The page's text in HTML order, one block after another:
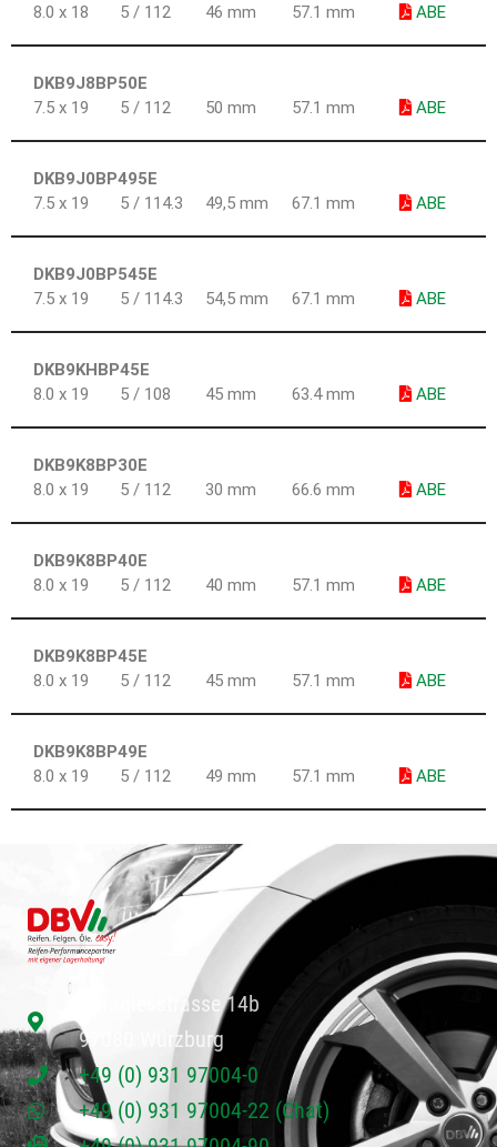
8.0 x 18
5 / 112 46 mm 57.1 mm ABE
DKB9J8BP50E
7.5 x 19
5 / 112 50 mm 57.1 mm ABE
DKB9J0BP495E
7.5 x 19
5 / 114.3 49,5 mm 67.1 mm ABE
DKB9J0BP545E
7.5 x 19
5 / 114.3 54,5 mm 67.1 mm ABE
DKB9KHBP45E
8.0 x 19
5 / 108 45 mm 63.4 mm ABE
DKB9K8BP30E
8.0 x 19
5 / 112 30 mm 66.6 mm ABE
DKB9K8BP40E
8.0 x 19
5 / 112 40 mm 57.1 mm ABE
DKB9K8BP45E
8.0 x 19
5 / 112 45 mm 57.1 mm ABE
DKB9K8BP49E
8.0 x 19
5 / 112 49 mm 57.1 mm ABE
Paradiesstrasse 14b
97080 Würzburg
+49 (0) 931 97004-0
+49 (0) 931 97004-22 (Chat)